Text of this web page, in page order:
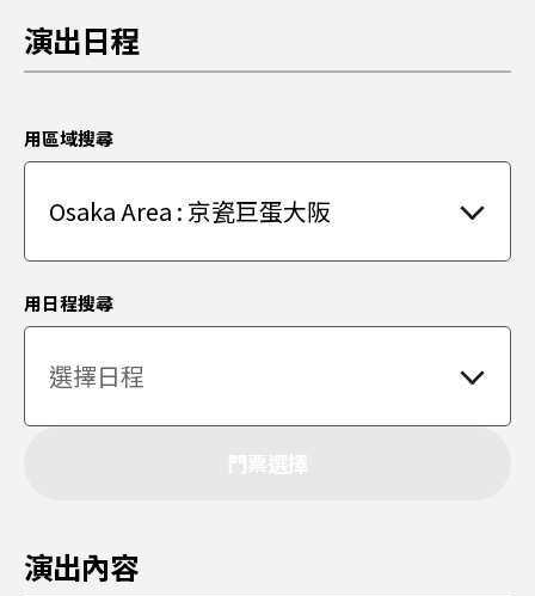
演出日程
用區域搜尋
用日程搜尋
演出內容